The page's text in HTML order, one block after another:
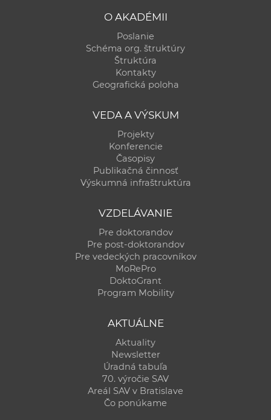
O AKADÉMII
Poslanie
Schéma org. štruktúry
Štruktúra
Kontakty
Geografická poloha
VEDA A VÝSKUM
Projekty
Konferencie
Časopisy
Publikačná činnosť
Výskumná infraštruktúra
VZDELÁVANIE
Pre doktorandov
Pre post-doktorandov
Pre vedeckých pracovníkov
MoRePro
DoktoGrant
Program Mobility
AKTUÁLNE
Aktuality
Newsletter
Úradná tabuľa
70. výročie SAV
Areál SAV v Bratislave
Čo ponúkame